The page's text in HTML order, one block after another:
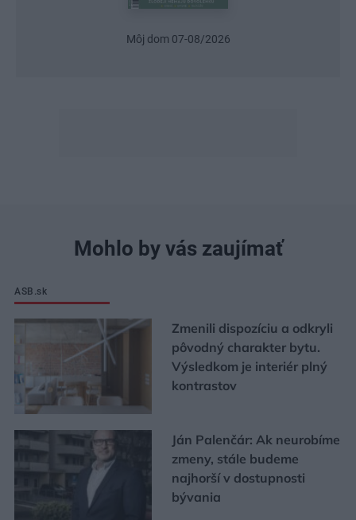
Môj dom 07-08/2026
Mohlo by vás zaujímať
ASB.sk
Zmenili dispozíciu a odkryli
pôvodný charakter bytu.
Výsledkom je interiér plný
kontrastov
Ján Palenčár: Ak neurobíme
zmeny, stále budeme
najhorší v dostupnosti
bývania